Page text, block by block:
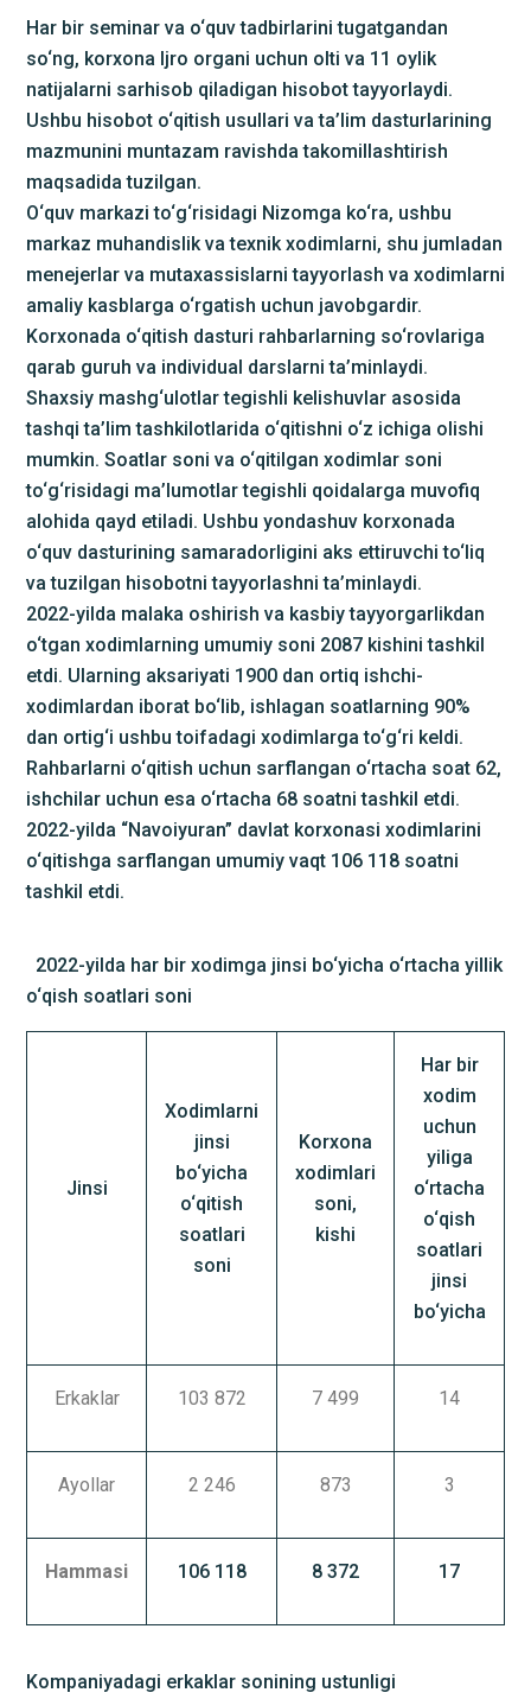
Har bir seminar va o‘quv tadbirlarini tugatgandan
so‘ng, korxona Ijro organi uchun olti va 11 oylik
natijalarni sarhisob qiladigan hisobot tayyorlaydi.
Ushbu hisobot o‘qitish usullari va ta’lim dasturlarining
mazmunini muntazam ravishda takomillashtirish
maqsadida tuzilgan.
O‘quv markazi to‘g‘risidagi Nizomga ko‘ra, ushbu
markaz muhandislik va texnik xodimlarni, shu jumladan
menejerlar va mutaxassislarni tayyorlash va xodimlarni
amaliy kasblarga o‘rgatish uchun javobgardir.
Korxonada o‘qitish dasturi rahbarlarning so‘rovlariga
qarab guruh va individual darslarni ta’minlaydi.
Shaxsiy mashg‘ulotlar tegishli kelishuvlar asosida
tashqi ta’lim tashkilotlarida o‘qitishni o‘z ichiga olishi
mumkin. Soatlar soni va o‘qitilgan xodimlar soni
to‘g‘risidagi ma’lumotlar tegishli qoidalarga muvofiq
alohida qayd etiladi. Ushbu yondashuv korxonada
o‘quv dasturining samaradorligini aks ettiruvchi to‘liq
va tuzilgan hisobotni tayyorlashni ta’minlaydi.
2022-yilda malaka oshirish va kasbiy tayyorgarlikdan
o‘tgan xodimlarning umumiy soni 2087 kishini tashkil
etdi. Ularning aksariyati 1900 dan ortiq ishchi-
xodimlardan iborat bo‘lib, ishlagan soatlarning 90%
dan ortig‘i ushbu toifadagi xodimlarga to‘g‘ri keldi.
Rahbarlarni o‘qitish uchun sarflangan o‘rtacha soat 62,
ishchilar uchun esa o‘rtacha 68 soatni tashkil etdi.
2022-yilda “Navoiyuran” davlat korxonasi xodimlarini
o‘qitishga sarflangan umumiy vaqt 106 118 soatni
tashkil etdi.
2022-yilda har bir xodimga jinsi bo‘yicha o‘rtacha yillik
o‘qish soatlari soni
Jinsi
Xodimlarni
jinsi
bo‘yicha
o‘qitish
soatlari
soni
Korxona
xodimlari
soni,
kishi
Har bir
xodim
uchun
yiliga
o‘rtacha
o‘qish
soatlari
jinsi
bo‘yicha
Erkaklar 103 872 7 499 14
Ayollar 2 246 873 3
Hammasi 106 118 8 372 17
Kompaniyadagi erkaklar sonining ustunligi